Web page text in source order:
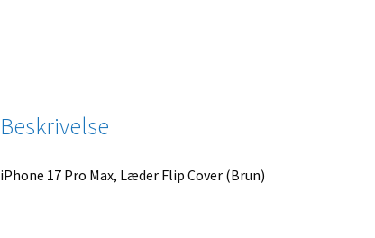
Beskrivelse
iPhone 17 Pro Max, Læder Flip Cover (Brun)